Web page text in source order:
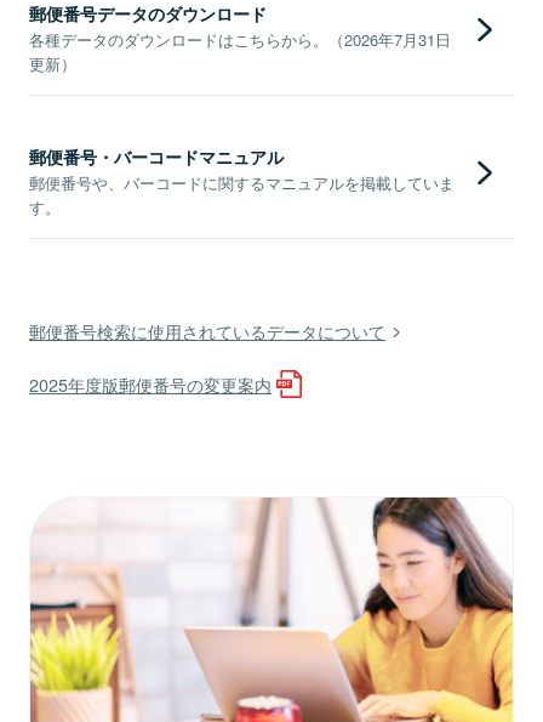
郵便番号データのダウンロード
各種データのダウンロードはこちらから。（2026年7月31日
更新）
郵便番号・バーコードマニュアル
郵便番号や、バーコードに関するマニュアルを掲載していま
す。
郵便番号検索に使用されているデータについて
2025年度版郵便番号の変更案内